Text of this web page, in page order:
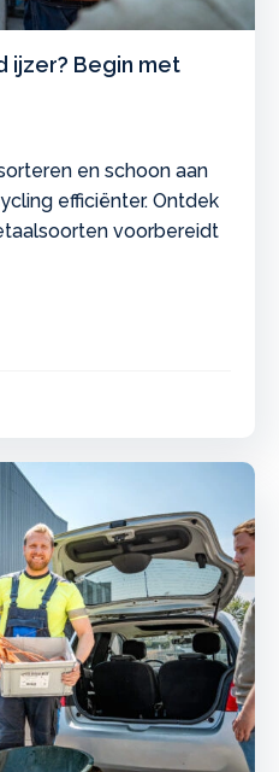
ijzer? Begin met
en schoon aan
efficiënter. Ontdek
voorbereidt